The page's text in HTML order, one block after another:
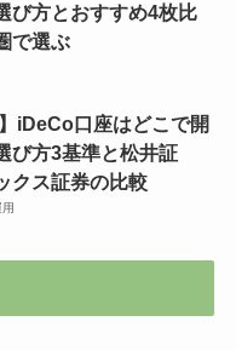
び方とおすすめ4枚比
で選ぶ
iDeCo口座はどこで開
び方3基準と松井証
クス証券の比較